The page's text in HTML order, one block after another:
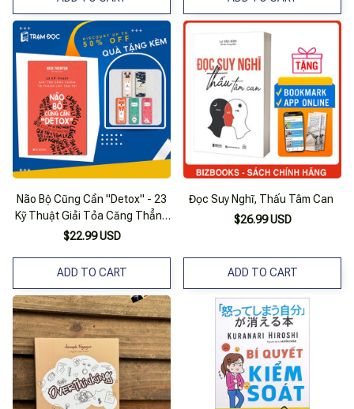
Não Bộ Cũng Cần "Detox" - 23
Kỹ Thuật Giải Tỏa Căng Thẳng
Và Thanh Lọc Tâm Trí
$22.99 USD
ADD TO CART
Đọc Suy Nghĩ, Thấu Tâm Can
$26.99 USD
ADD TO CART